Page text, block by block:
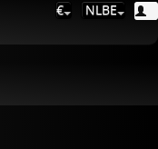
€ NLBE